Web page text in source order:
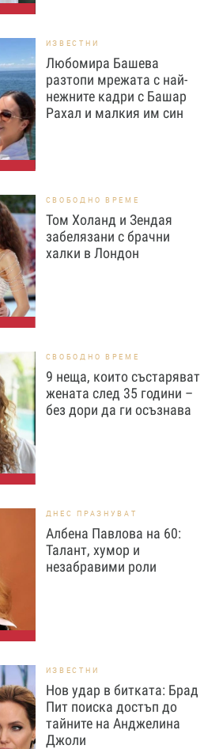
ИЗВЕСТНИ
Любомира Башева
разтопи мрежата с най-
нежните кадри с Башар
Рахал и малкия им син
СВОБОДНО ВРЕМЕ
Том Холанд и Зендая
забелязани с брачни
халки в Лондон
СВОБОДНО ВРЕМЕ
9 неща, които състаряват
жената след 35 години –
без дори да ги осъзнава
ДНЕС ПРАЗНУВАТ
Албена Павлова на 60:
Талант, хумор и
незабравими роли
ИЗВЕСТНИ
Нов удар в битката: Брад
Пит поиска достъп до
тайните на Анджелина
Джоли